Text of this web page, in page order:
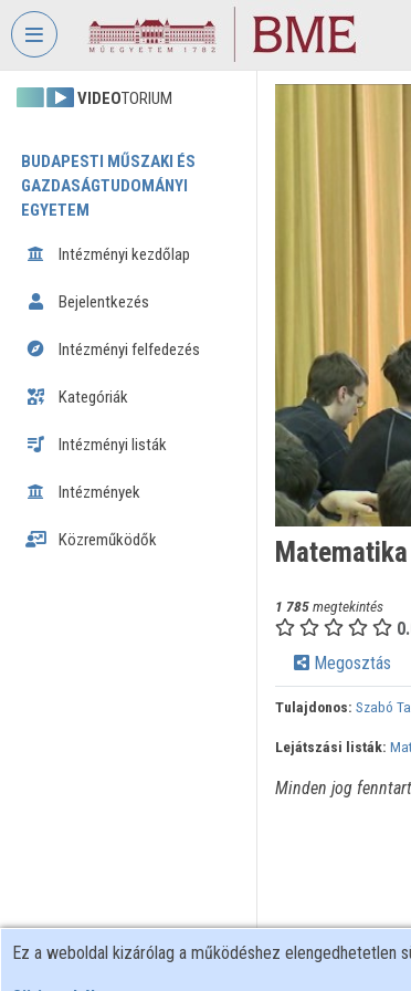
Fejléc kihagyása Menü kihagyása Tartalom kihagyása
VIDEOTORIUM
BUDAPESTI MŰSZAKI ÉS
GAZDASÁGTUDOMÁNYI
EGYETEM
Intézményi kezdőlap
Bejelentkezés
Intézményi felfedezés
Kategóriák
Intézményi listák
Intézmények
Közreműködők
1 785megtekintés
Megosztás
Tulajdonos: Szabó
Lejátszási listák:
Minden jog
Ez a weboldal kizárólag a működéshez elengedhetetlen